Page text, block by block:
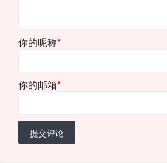
你的昵称*
你的邮箱*
提交评论